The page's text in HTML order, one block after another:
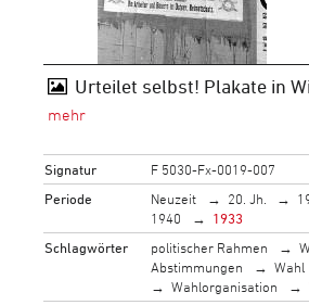
Urteilet selbst! Plakate in
Signatur
F 5030-Fx-0019-007
Periode
Neuzeit 20. Jh.
1940
1933
Schlagwörter
politischer Rahmen
Abstimmungen
Wahl
Wahlorganisation